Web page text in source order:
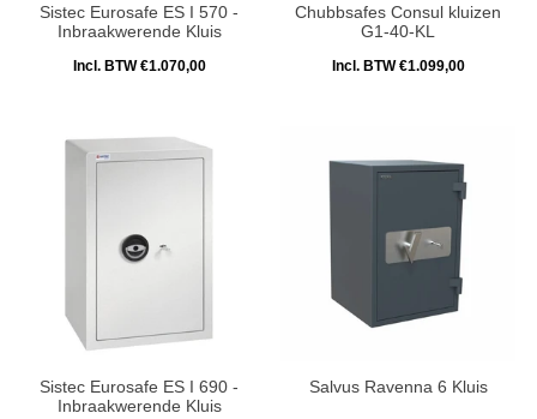
Sistec Eurosafe ES I 570 -
Inbraakwerende Kluis
Incl. BTW €1.070,00
Chubbsafes Consul kluizen
G1-40-KL
Incl. BTW €1.099,00
Sistec Eurosafe ES I 690 -
Inbraakwerende Kluis
Salvus Ravenna 6 Kluis